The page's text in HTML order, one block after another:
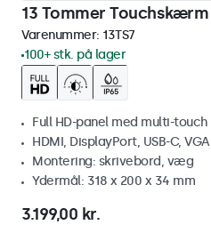
13 Tommer Touchskærm
Varenummer: 13TS7
100+ stk. på lager
Full HD-panel med multi-touch
HDMI, DisplayPort, USB-C, VGA
Montering: skrivebord, væg
Ydermål: 318 x 200 x 34 mm
3.199,00 kr.